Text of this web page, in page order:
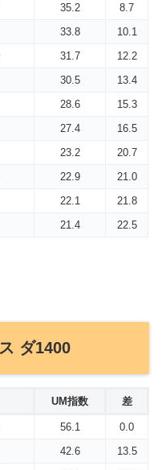
35.2
8.7
33.8
10.1
31.7
12.2
30.5
13.4
28.6
15.3
27.4
16.5
23.2
20.7
22.9
21.0
22.1
21.8
21.4 22.5
ダ1400
UM指数 差
56.1
0.0
42.6
13.5